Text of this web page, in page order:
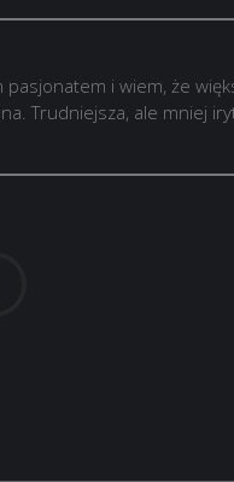
i wiem, że
Trudniejsza, ale mniej